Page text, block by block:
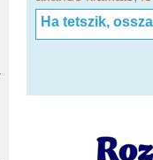
Ha tetszik,